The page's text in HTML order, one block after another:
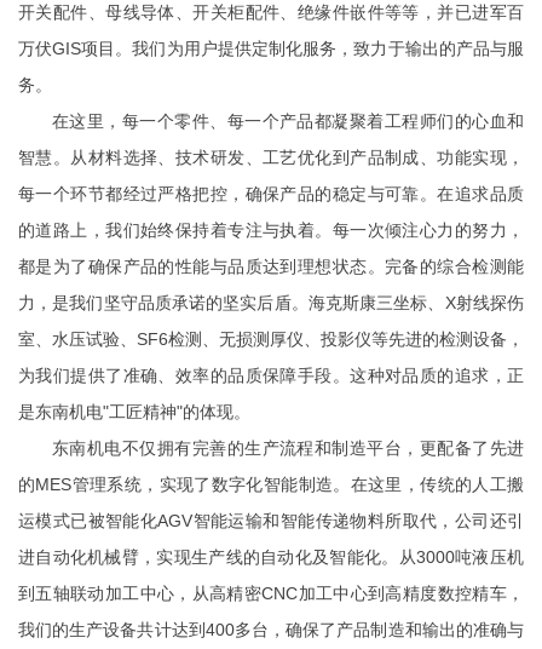
开关配件、母线导体、开关柜配件、绝缘件嵌件等等，并已进军百
万伏GIS项目。我们为用户提供定制化服务，致力于输出的产品与服
务。
在这里，每一个零件、每一个产品都凝聚着工程师们的心血和
智慧。从材料选择、技术研发、工艺优化到产品制成、功能实现，
每一个环节都经过严格把控，确保产品的稳定与可靠。在追求品质
的道路上，我们始终保持着专注与执着。每一次倾注心力的努力，
都是为了确保产品的性能与品质达到理想状态。完备的综合检测能
力，是我们坚守品质承诺的坚实后盾。海克斯康三坐标、X射线探伤
室、水压试验、SF6检测、无损测厚仪、投影仪等先进的检测设备，
为我们提供了准确、效率的品质保障手段。这种对品质的追求，正
是东南机电"工匠精神"的体现。
东南机电不仅拥有完善的生产流程和制造平台，更配备了先进
的MES管理系统，实现了数字化智能制造。在这里，传统的人工搬
运模式已被智能化AGV智能运输和智能传递物料所取代，公司还引
进自动化机械臂，实现生产线的自动化及智能化。从3000吨液压机
到五轴联动加工中心，从高精密CNC加工中心到高精度数控精车，
我们的生产设备共计达到400多台，确保了产品制造和输出的准确与